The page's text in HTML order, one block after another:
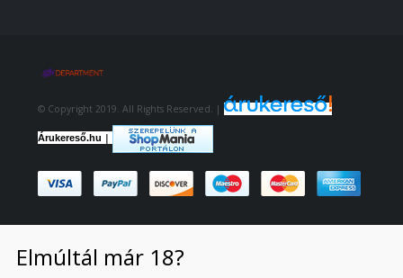
© Copyright 2019. All Rights Reserved. |
Árukereső.hu |
Elmúltál már 18?